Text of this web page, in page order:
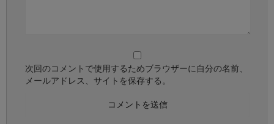
次回のコメントで使用するためブラウザーに自分の名前、
メールアドレス、サイトを保存する。